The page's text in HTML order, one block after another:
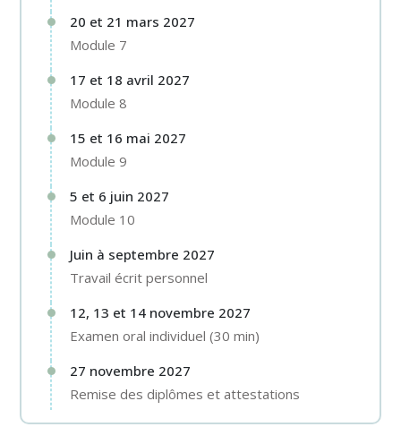
20 et 21 mars 2027
Module 7
17 et 18 avril 2027
Module 8
15 et 16 mai 2027
Module 9
5 et 6 juin 2027
Module 10
Juin à septembre 2027
Travail écrit personnel
12, 13 et 14 novembre 2027
Examen oral individuel (30 min)
27 novembre 2027
Remise des diplômes et attestations